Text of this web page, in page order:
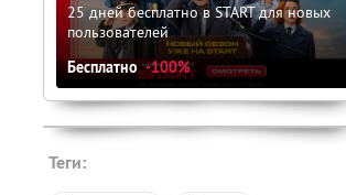
25 дней бесплатно в START для новых
пользователей
Бесплатно -100%
Теги: